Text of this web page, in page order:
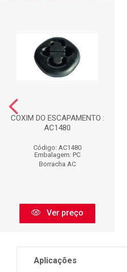
COXIM DO ESCAPAMENTO :
AC1480
Código: AC1480
Embalagem: PC
Borracha AC
Ver preço
Aplicações